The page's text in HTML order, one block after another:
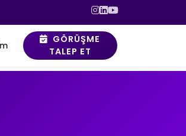
GÖRÜŞME
TALEP ET